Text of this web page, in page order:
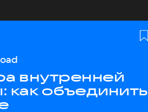
внутренней
как объединить